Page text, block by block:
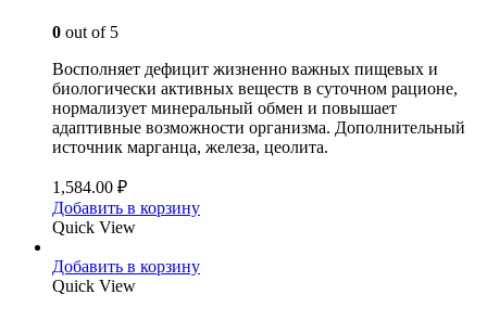
0 out of 5
Восполняет дефицит жизненно важных пищевых и
биологически активных веществ в суточном рационе,
нормализует минеральный обмен и повышает
адаптивные возможности организма. Дополнительный
источник марганца, железа, цеолита.
1,584.00 ₽
Добавить в корзину
Quick View
Добавить в корзину
Quick View